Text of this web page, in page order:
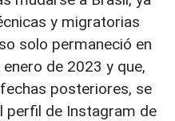
y migratorias
solo permaneció en
de 2023 y que,
posteriores, se
perfil de Instagram de